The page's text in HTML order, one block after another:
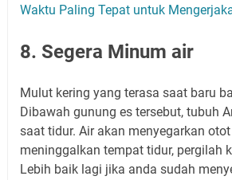
Waktu Paling Tepat untuk
8. Segera Minum air
Mulut kering yang terasa saat baru
Dibawah gunung es tersebut, tubuh
saat tidur. Air akan menyegarkan
meninggalkan tempat tidur, pergilah
Lebih baik lagi jika anda sudah